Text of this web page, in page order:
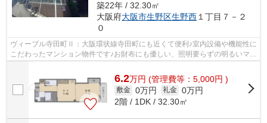
築22年 / 32.30㎡
大阪府大阪市生野区生野西 １丁目７－２
０
ヴィーブル寺田町Ⅱ：大阪環状線寺田町にも近くて便利♪室内設備や機能性に
こだわったマンション物件です♪お財布にも優しい、照明要らずの明るいマン
6.2万円 (管理費等：5,000円 )
敷金 0万円 礼金 0万円
2階 / 1DK / 32.30㎡